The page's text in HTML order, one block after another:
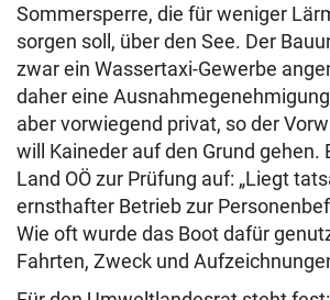
Sommersperre, die für weniger
sorgen soll, über den See. Der
zwar ein Wassertaxi-Gewerbe
daher eine
aber vorwiegend privat, so der
will Kaineder auf den Grund gehen.
Land OÖ zur Prüfung auf: „Liegt
ernsthafter Betrieb zur
Wie oft wurde das Boot dafür
Fahrten, Zweck und